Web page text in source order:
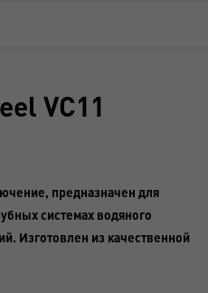
VC11
предназначен для
системах водяного
Изготовлен из качественной